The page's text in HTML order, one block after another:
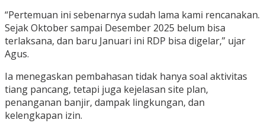
“Pertemuan ini sebenarnya sudah lama kami rencanakan.
Sejak Oktober sampai Desember 2025 belum bisa
terlaksana, dan baru Januari ini RDP bisa digelar,” ujar
Agus.
Ia menegaskan pembahasan tidak hanya soal aktivitas
tiang pancang, tetapi juga kejelasan site plan,
penanganan banjir, dampak lingkungan, dan
kelengkapan izin.